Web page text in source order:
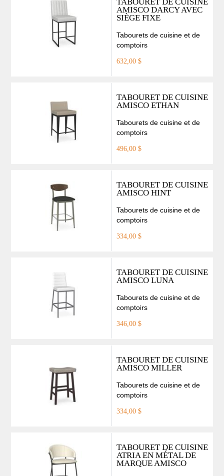
AMISCO DARCY AVEC
SIÈGE FIXE
Tabourets de cuisine et de
comptoirs
632,00 $
TABOURET DE CUISINE
AMISCO ETHAN
Tabourets de cuisine et de
comptoirs
496,00 $
TABOURET DE CUISINE
AMISCO HINT
Tabourets de cuisine et de
comptoirs
334,00 $
TABOURET DE CUISINE
AMISCO LUNA
Tabourets de cuisine et de
comptoirs
346,00 $
TABOURET DE CUISINE
AMISCO MILLER
Tabourets de cuisine et de
comptoirs
334,00 $
TABOURET DE CUISINE
ATRIA EN MÉTAL DE
MARQUE AMISCO